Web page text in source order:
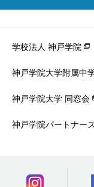
学校法人 神戸学院
神戸学院大学附属中
神戸学院大学 同窓会
神戸学院パートナー